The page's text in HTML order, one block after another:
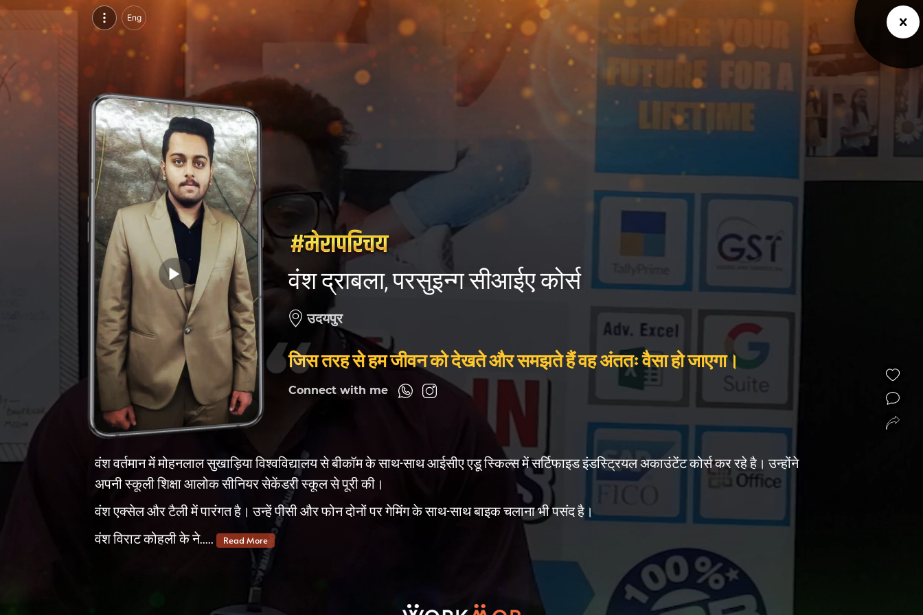
Eng
वंश द्राबला, परसुइन्ग सीआईए कोर्स, आईसीए एडु स्किल्स, उदयपुर का वीडियो परिचय और सिंगल ब्रांडिंग पेज देखें।
वंश द्राबला, परसुइन्ग सीआईए कोर्स
उदयपुर
जिस तरह से हम जीवन को देखते और समझते हैं वह अंततः वैसा हो जाएगा।
Connect with me
❮ ❯
वंश वर्तमान में मोहनलाल सुखाड़िया विश्वविद्यालय से बीकॉम के साथ-साथ आईसीए एडू स्किल्स में सर्टिफाइड इंडस्ट्रियल अकाउंटेंट कोर्स कर रहे है। उन्होंने
अपनी स्कूली शिक्षा आलोक सीनियर सेकेंडरी स्कूल से पूरी की।
वंश एक्सेल और टैली में पारंगत है। उन्हें पीसी और फोन दोनों पर गेमिंग के साथ-साथ बाइक चलाना भी पसंद है।
वंश विराट कोहली के ने.....
Read More